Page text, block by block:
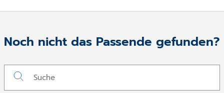
Noch nicht das Passende gefunden?